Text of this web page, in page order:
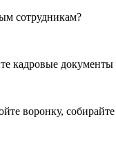
сотрудникам?
кадровые
воронку,